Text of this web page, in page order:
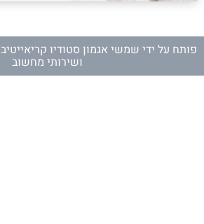
פותח על ידי שמשי אגמון סטודיו קריאייטיב
ושירותי מחשוב